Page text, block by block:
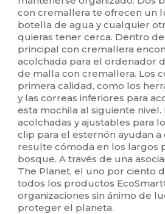
con cremallera te ofrecen un
botella de agua y cualquier
quieras tener cerca. Dentro
principal con cremallera
acolchada para el ordenador
de malla con cremallera. Los
primera calidad, como los
y las correas inferiores para
esta mochila al siguiente nivel.
acolchadas y ajustables para
clip para el esternón ayudan
resulte cómoda en los largos
bosque. A través de una
The Planet, el uno por ciento
todos los productos
organizaciones sin ánimo de
proteger el planeta.